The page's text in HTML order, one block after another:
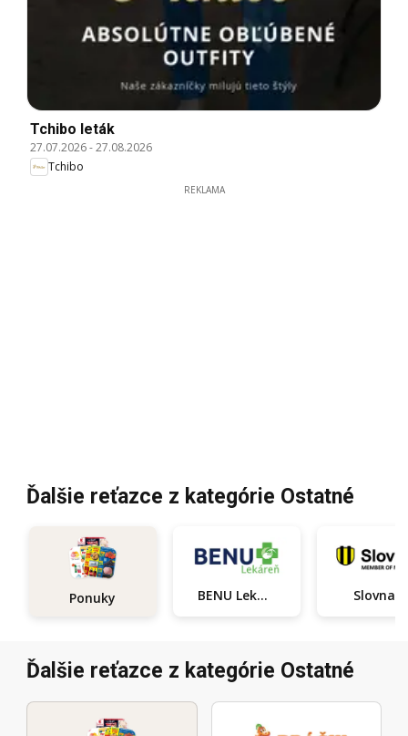
Tchibo leták
27.07.2026-27.08.2026
Tchibo
REKLAMA
Ďalšie reťazce z kategórie Ostatné
Ponuky BENU Lekáreň Slovnaft
Ďalšie reťazce z kategórie Ostatné